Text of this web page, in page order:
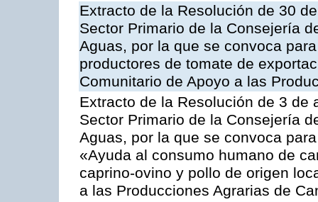
Extracto de la Resolución de 30
Sector Primario de la Consejería
Aguas, por la que se convoca
productores de tomate de
Comunitario de Apoyo a las
Extracto de la Resolución de 3
Sector Primario de la Consejería
Aguas, por la que se convoca
«Ayuda al consumo humano de
caprino-ovino y pollo de origen
a las Producciones Agrarias de